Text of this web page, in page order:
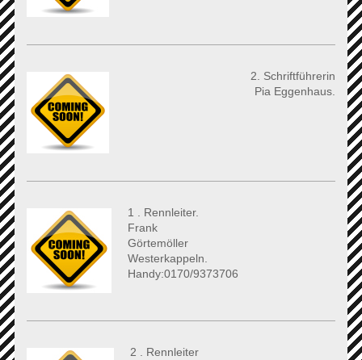
2. Schriftführerin
Pia Eggenhaus.
1 . Rennleiter.
Frank
Görtemöller
Westerkappeln.
Handy:0170/9373706
2 . Rennleiter